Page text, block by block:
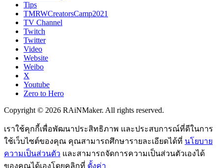
Tips
TMRWCreatorsCamp2021
TV Channel
Twitch
Twitter
Video
Website
Weibo
X
Youtube
Zero to Hero
Copyright © 2026 RAiNMaker. All rights reserved.
เราใช้คุกกี้เพื่อพัฒนาประสิทธิภาพ และประสบการณ์ที่ดีในการ
ใช้เว็บไซต์ของคุณ คุณสามารถศึกษารายละเอียดได้ที่ นโยบาย
ความเป็นส่วนตัว และสามารถจัดการความเป็นส่วนตัวเองได้
ของคุณได้เองโดยคลิกที่ ตั้งค่า